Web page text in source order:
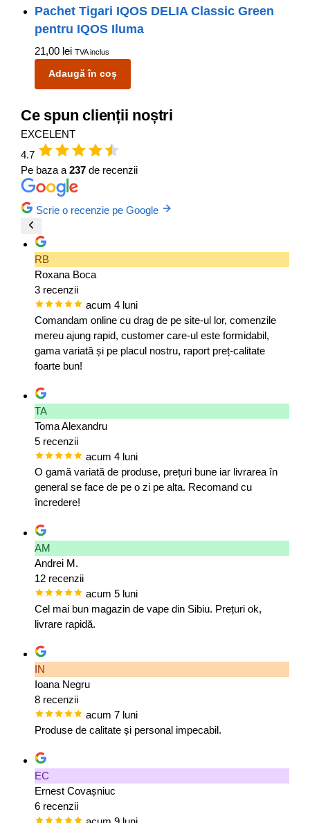
Pachet Tigari IQOS DELIA Classic Green
pentru IQOS Iluma
21,00 lei TVA inclus
Adaugă în coș
Ce spun clienții noștri
EXCELENT
4.7
Pe baza a 237 de recenzii
Scrie o recenzie pe Google
RB
Roxana Boca
3 recenzii
acum 4 luni
Comandam online cu drag de pe site-ul lor, comenzile
mereu ajung rapid, customer care-ul este formidabil,
gama variată și pe placul nostru, raport preț-calitate
foarte bun!
TA
Toma Alexandru
5 recenzii
acum 4 luni
O gamă variată de produse, prețuri bune iar livrarea în
general se face de pe o zi pe alta. Recomand cu
încredere!
AM
Andrei M.
12 recenzii
acum 5 luni
Cel mai bun magazin de vape din Sibiu. Prețuri ok,
livrare rapidă.
IN
Ioana Negru
8 recenzii
acum 7 luni
Produse de calitate și personal impecabil.
EC
Ernest Covașniuc
6 recenzii